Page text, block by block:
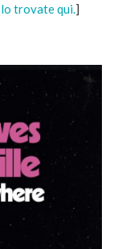
trovate qui.]